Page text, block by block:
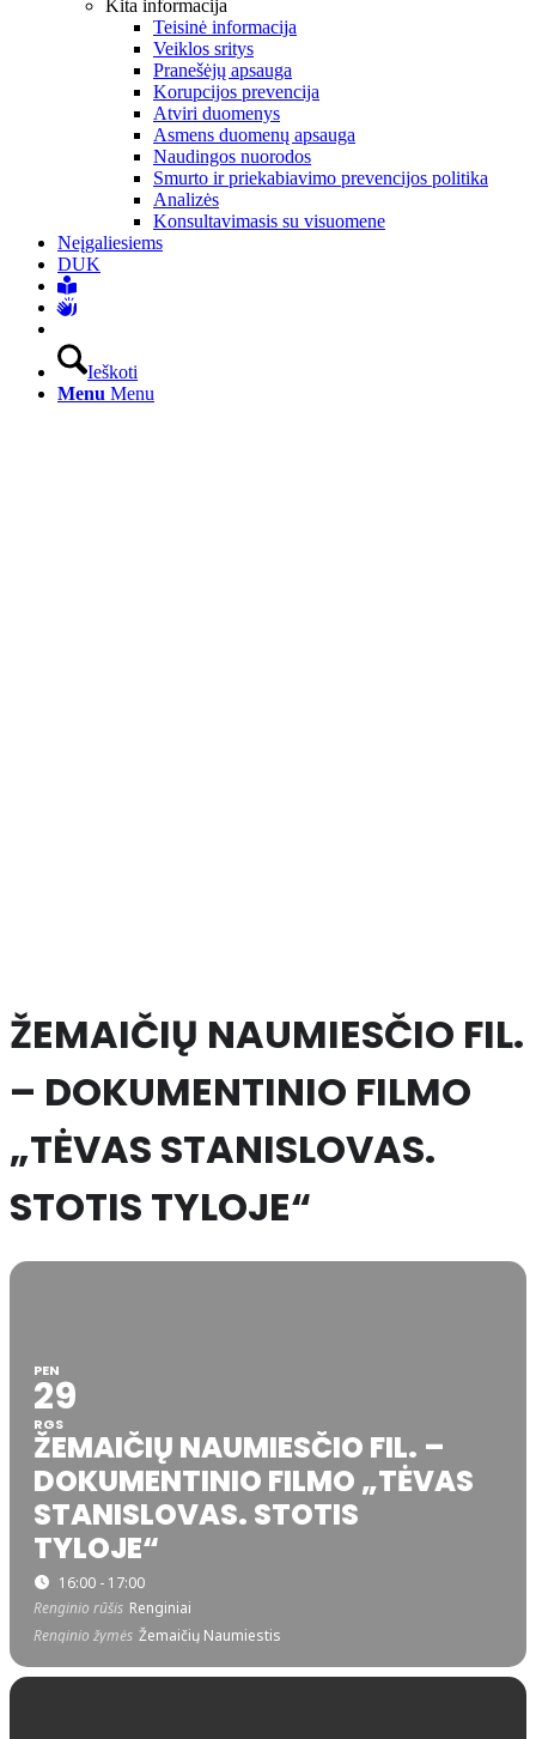
Kita informacija
Teisinė informacija
Veiklos sritys
Pranešėjų apsauga
Korupcijos prevencija
Atviri duomenys
Asmens duomenų apsauga
Naudingos nuorodos
Smurto ir priekabiavimo prevencijos politika
Analizės
Konsultavimasis su visuomene
Neįgaliesiems
DUK
Ieškoti
Menu Menu
ŽEMAIČIŲ NAUMIESČIO FIL.
– DOKUMENTINIO FILMO
„TĖVAS STANISLOVAS.
STOTIS TYLOJE“
PEN
29
RGS
ŽEMAIČIŲ NAUMIESČIO FIL. –
DOKUMENTINIO FILMO „TĖVAS
STANISLOVAS. STOTIS
TYLOJE“
16:00 - 17:00
Renginio rūšis Renginiai
Renginio žymės Žemaičių Naumiestis